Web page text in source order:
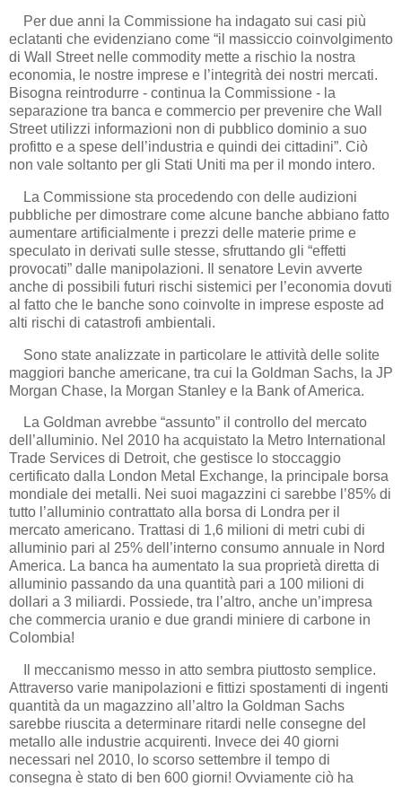
Per due anni la Commissione ha indagato sui casi più
eclatanti che evidenziano come “il massiccio coinvolgimento
di Wall Street nelle commodity mette a rischio la nostra
economia, le nostre imprese e l’integrità dei nostri mercati.
Bisogna reintrodurre - continua la Commissione - la
separazione tra banca e commercio per prevenire che Wall
Street utilizzi informazioni non di pubblico dominio a suo
profitto e a spese dell’industria e quindi dei cittadini”. Ciò
non vale soltanto per gli Stati Uniti ma per il mondo intero.
La Commissione sta procedendo con delle audizioni
pubbliche per dimostrare come alcune banche abbiano fatto
aumentare artificialmente i prezzi delle materie prime e
speculato in derivati sulle stesse, sfruttando gli “effetti
provocati” dalle manipolazioni. Il senatore Levin avverte
anche di possibili futuri rischi sistemici per l’economia dovuti
al fatto che le banche sono coinvolte in imprese esposte ad
alti rischi di catastrofi ambientali.
Sono state analizzate in particolare le attività delle solite
maggiori banche americane, tra cui la Goldman Sachs, la JP
Morgan Chase, la Morgan Stanley e la Bank of America.
La Goldman avrebbe “assunto” il controllo del mercato
dell’alluminio. Nel 2010 ha acquistato la Metro International
Trade Services di Detroit, che gestisce lo stoccaggio
certificato dalla London Metal Exchange, la principale borsa
mondiale dei metalli. Nei suoi magazzini ci sarebbe l’85% di
tutto l’alluminio contrattato alla borsa di Londra per il
mercato americano. Trattasi di 1,6 milioni di metri cubi di
alluminio pari al 25% dell’interno consumo annuale in Nord
America. La banca ha aumentato la sua proprietà diretta di
alluminio passando da una quantità pari a 100 milioni di
dollari a 3 miliardi. Possiede, tra l’altro, anche un’impresa
che commercia uranio e due grandi miniere di carbone in
Colombia!
Il meccanismo messo in atto sembra piuttosto semplice.
Attraverso varie manipolazioni e fittizi spostamenti di ingenti
quantità da un magazzino all’altro la Goldman Sachs
sarebbe riuscita a determinare ritardi nelle consegne del
metallo alle industrie acquirenti. Invece dei 40 giorni
necessari nel 2010, lo scorso settembre il tempo di
consegna è stato di ben 600 giorni! Ovviamente ciò ha